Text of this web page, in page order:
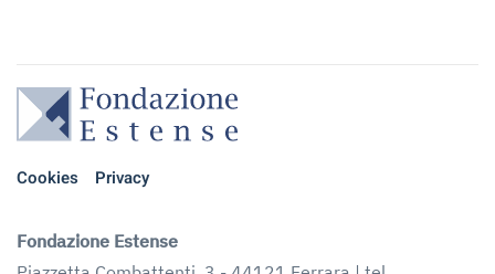
Cookies Privacy
Fondazione Estense